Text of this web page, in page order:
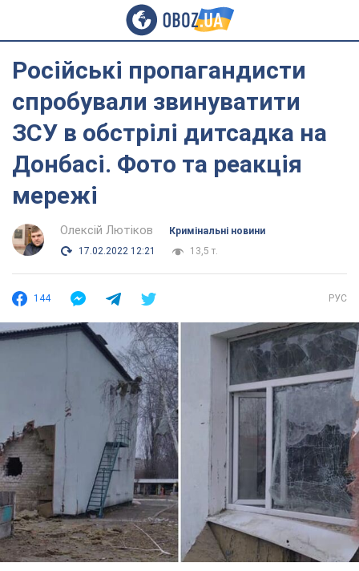
Російські пропагандисти
спробували звинуватити
ЗСУ в обстрілі дитсадка на
Донбасі. Фото та реакція
мережі
Олексій Лютіков
Кримінальні новини
17.02.2022 12:21
13,5 т.
144 РУС